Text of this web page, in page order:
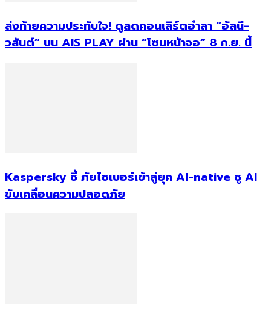
ส่งท้ายความประทับใจ! ดูสดคอนเสิร์ตอำลา “อัสนี-
วสันต์” บน AIS PLAY ผ่าน “โซนหน้าจอ” 8 ก.ย. นี้
Kaspersky ชี้ ภัยไซเบอร์เข้าสู่ยุค AI-native ชู AI
ขับเคลื่อนความปลอดภัย